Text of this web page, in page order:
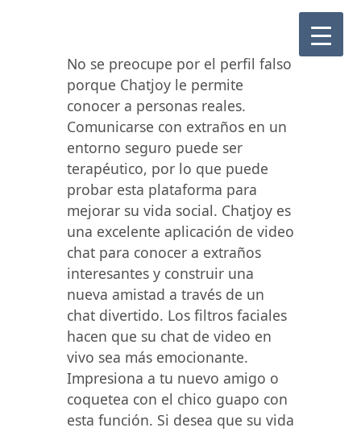
No se preocupe por el perfil falso
porque Chatjoy le permite
conocer a personas reales.
Comunicarse con extraños en un
entorno seguro puede ser
terapéutico, por lo que puede
probar esta plataforma para
mejorar su vida social. Chatjoy es
una excelente aplicación de video
chat para conocer a extraños
interesantes y construir una
nueva amistad a través de un
chat divertido. Los filtros faciales
hacen que su chat de video en
vivo sea más emocionante.
Impresiona a tu nuevo amigo o
coquetea con el chico guapo con
esta función. Si desea que su vida